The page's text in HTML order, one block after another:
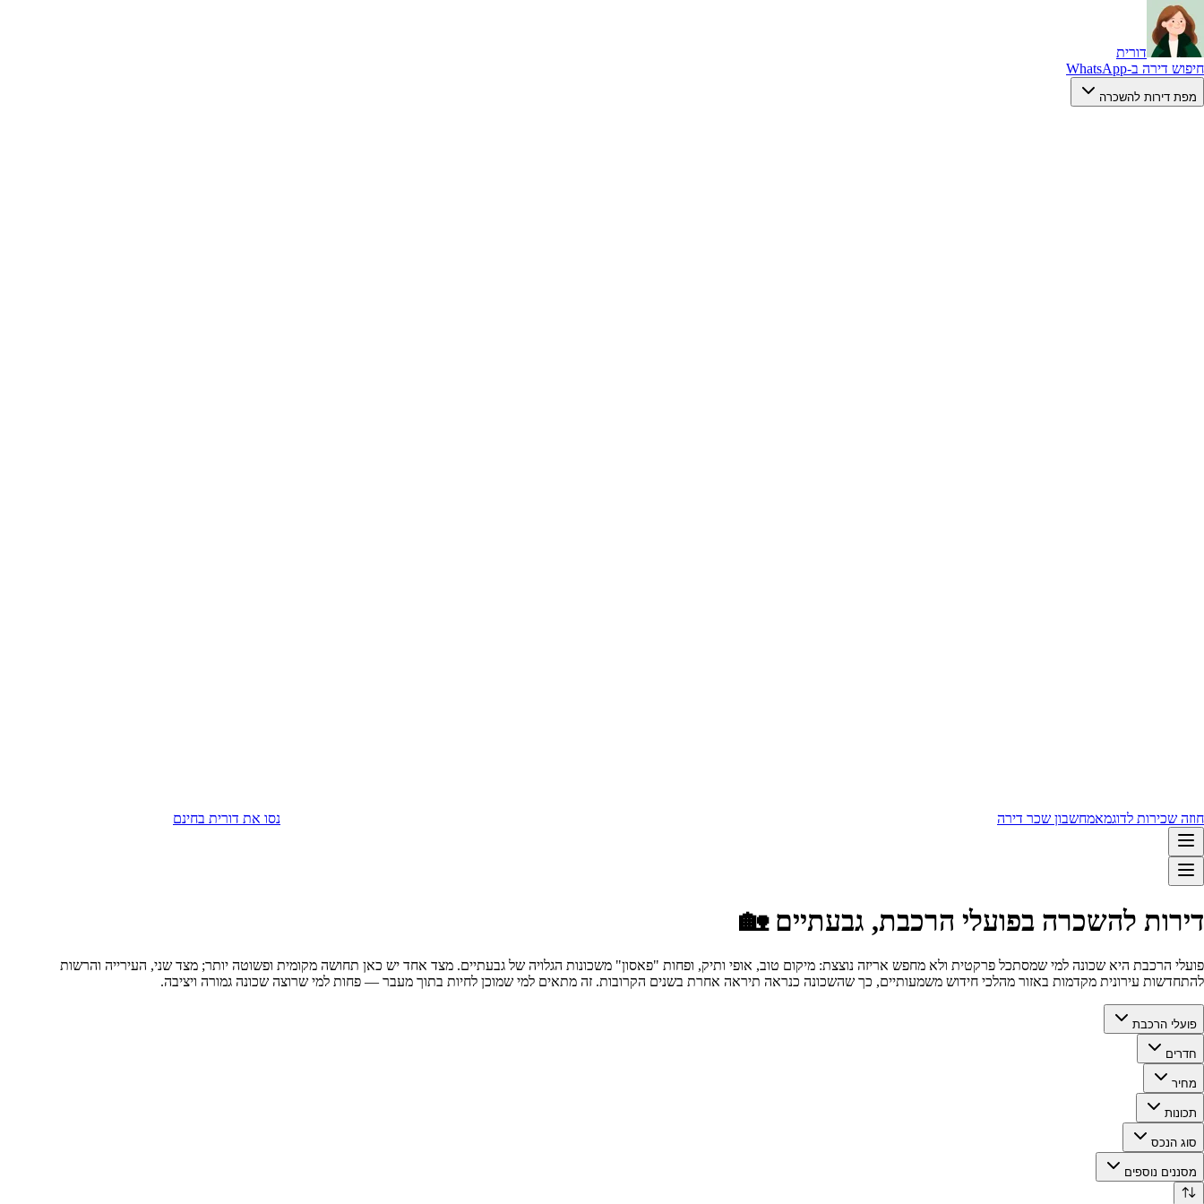
דורית
חיפוש דירה ב-WhatsApp
מפת דירות להשכרה
חוזה שכירות לדוגמאמחשבון שכר דירה נסו את דורית בחינם
דירות להשכרה בפועלי הרכבת, גבעתיים 🏡
פועלי הרכבת היא שכונה למי שמסתכל פרקטית ולא מחפש אריזה נוצצת: מיקום טוב, אופי ותיק, ופחות "פאסון" משכונות הגלויה של גבעתיים. מצד אחד יש כאן תחושה מקומית ופשוטה יותר; מצד שני, העירייה והרשות
להתחדשות עירונית מקדמות באזור מהלכי חידוש משמעותיים, כך שהשכונה כנראה תיראה אחרת בשנים הקרובות. זה מתאים למי שמוכן לחיות בתוך מעבר — פחות למי שרוצה שכונה גמורה ויציבה.
פועלי הרכבת
חדרים
מחיר
תכונות
סוג הנכס
מסננים נוספים